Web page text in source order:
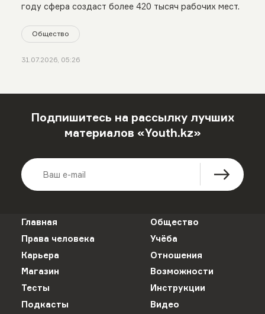
году сфера создаст более 420 тысяч рабочих мест.
Общество
31.07.2026, 05:26
Подпишитесь на рассылку лучших
материалов «Youth.kz»
Главная
Общество
Права человека
Учёба
Карьера
Отношения
Магазин
Возможности
Тесты
Инструкции
Подкасты
Видео